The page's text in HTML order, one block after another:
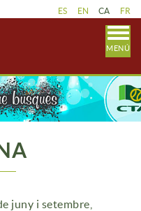
ES EN CA FR
MENÚ
juny i setembre,